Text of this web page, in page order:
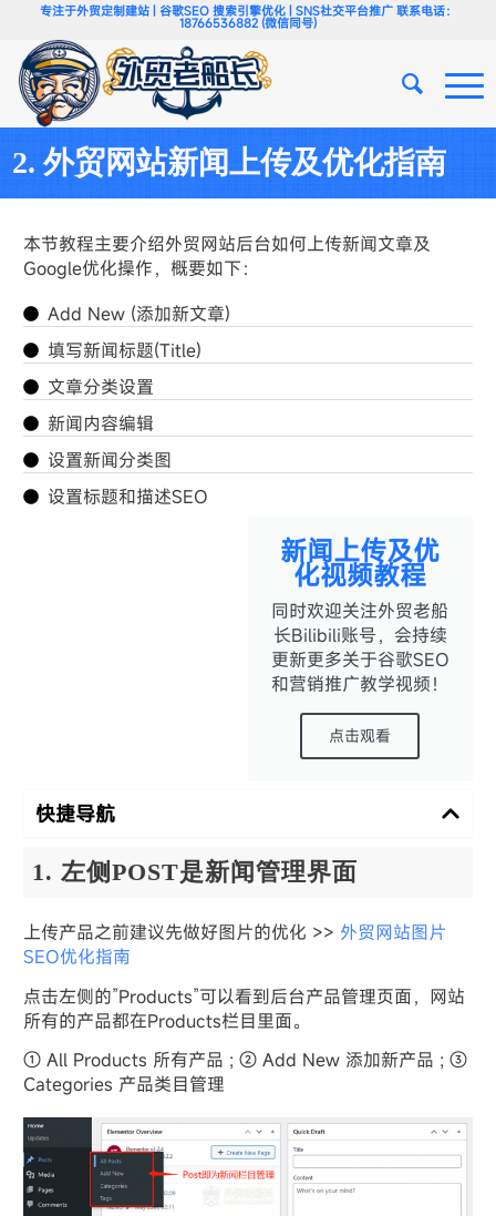
专注于外贸定制建站 | 谷歌SEO 搜索引擎优化 | SNS社交平台推广 联系电话：
18766536882 (微信同号)
2. 外贸网站新闻上传及优化指南
本节教程主要介绍外贸网站后台如何上传新闻文章及
Google优化操作，概要如下：
Add New (添加新文章)
填写新闻标题(Title)
文章分类设置
新闻内容编辑
设置新闻分类图
设置标题和描述SEO
新闻上传及优
化视频教程
同时欢迎关注外贸老船
长Bilibili账号，会持续
更新更多关于谷歌SEO
和营销推广教学视频！
点击观看
快捷导航
1. 左侧POST是新闻管理界面
上传产品之前建议先做好图片的优化 >> 外贸网站图片
SEO优化指南
点击左侧的”Products”可以看到后台产品管理页面，网站
所有的产品都在Products栏目里面。
① All Products 所有产品 ; ② Add New 添加新产品 ; ③
Categories 产品类目管理